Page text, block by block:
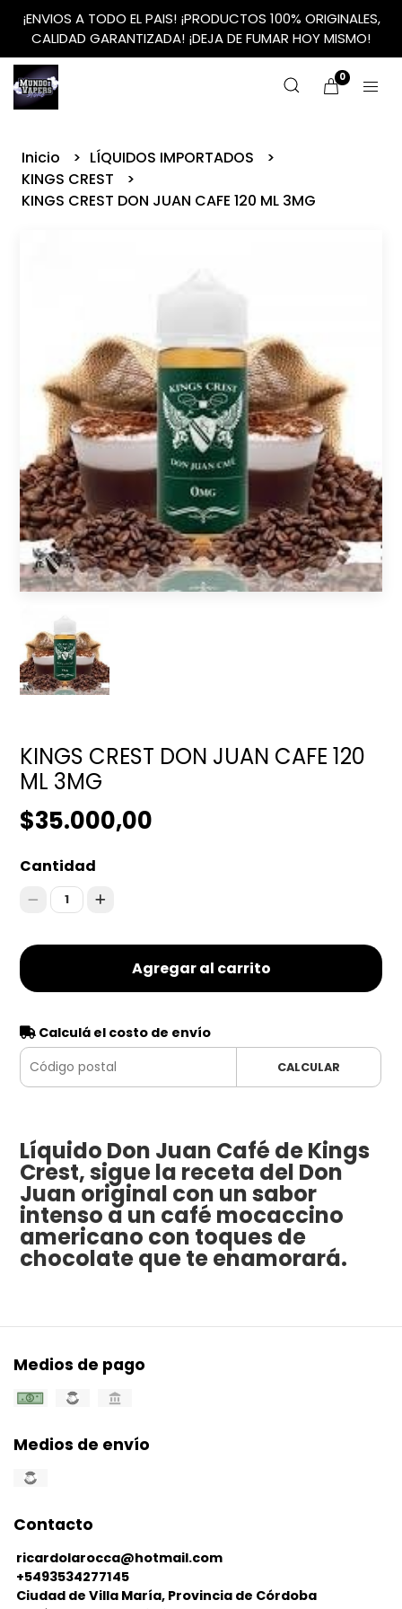
¡ENVIOS A TODO EL PAIS! ¡PRODUCTOS 100% ORIGINALES,
CALIDAD GARANTIZADA! ¡DEJA DE FUMAR HOY MISMO!
0
Inicio
LÍQUIDOS IMPORTADOS
KINGS CREST
KINGS CREST DON JUAN CAFE 120 ML 3MG
KINGS CREST DON JUAN CAFE 120
ML 3MG
$35.000,00
Cantidad
1
Agregar al carrito
Calculá el costo de envío
CALCULAR
Líquido Don Juan Café de Kings
Crest, sigue la receta del Don
Juan original con un sabor
intenso a un café mocaccino
americano con toques de
chocolate que te enamorará.
Medios de pago
Medios de envío
Contacto
ricardolarocca@hotmail.com
+5493534277145
Ciudad de Villa María, Provincia de Córdoba